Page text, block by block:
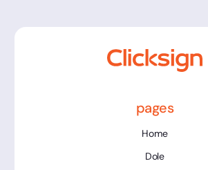
pages
Home
Dole